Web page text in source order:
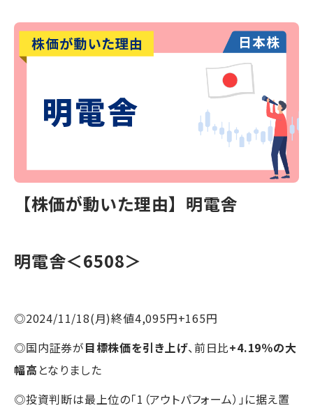
【株価が動いた理由】明電舎
明電舎＜6508＞
◎2024/11/18(月)終値4,095円+165円
◎国内証券が目標株価を引き上げ、前日比+4.19％の大
幅高 となりました
◎投資判断は最上位の「1（アウトパフォーム）」に据え置